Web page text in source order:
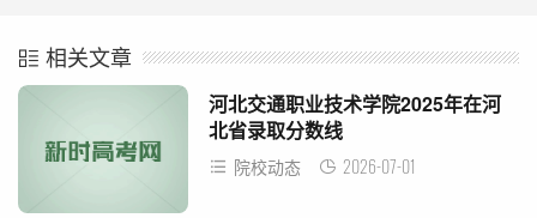
相关文章
河北交通职业技术学院2025年在河
北省录取分数线
院校动态 2026-07-01